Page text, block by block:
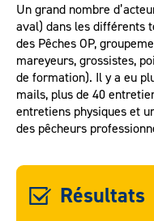
Un grand nombre
aval) dans les différents
des Pêches OP,
mareyeurs, grossistes,
de formation). Il y a eu
mails, plus de 40
entretiens physiques et
des pêcheurs
Résultats